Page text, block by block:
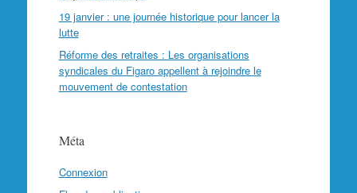
19 janvier : une journée historique pour lancer la
lutte
Réforme des retraites : Les organisations
syndicales du Figaro appellent à rejoindre le
mouvement de contestation
Méta
Connexion